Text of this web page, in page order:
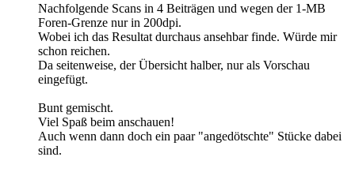
Nachfolgende Scans in 4 Beiträgen und wegen der 1-MB
Foren-Grenze nur in 200dpi.
Wobei ich das Resultat durchaus ansehbar finde. Würde mir
schon reichen.
Da seitenweise, der Übersicht halber, nur als Vorschau
eingefügt.
Bunt gemischt.
Viel Spaß beim anschauen!
Auch wenn dann doch ein paar "angedötschte" Stücke dabei
sind.